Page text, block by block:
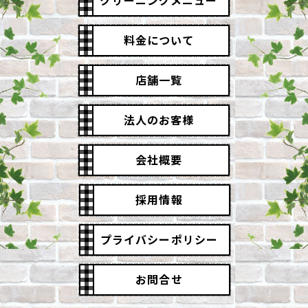
料金について
店舗一覧
法人のお客様
会社概要
採用情報
プライバシーポリシー
お問合せ